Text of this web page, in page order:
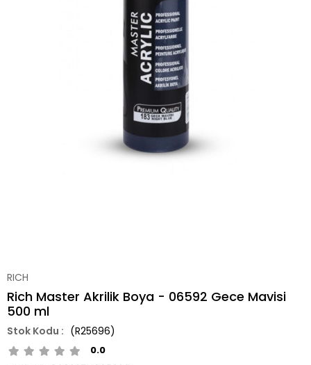
RICH
Rich Master Akrilik Boya - 06592 Gece Mavisi
500 ml
(R25696)
0.0